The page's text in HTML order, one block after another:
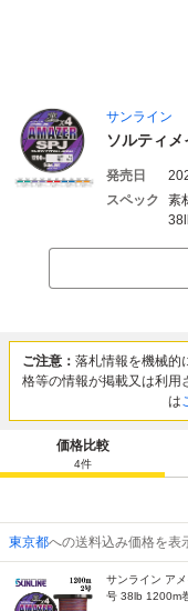
サンライン
ソルティ
発売日
スペック
素
ご注意： 落札情報を機械的
格等の情報が掲載又は利用
は
価格比較
4件
東京都への送料込み価格を表
サンライン ア
号 38lb 1200m